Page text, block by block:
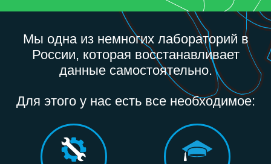
Мы одна из немногих лабораторий в
России, которая восстанавливает
данные самостоятельно.
Для этого у нас есть все необходимое: